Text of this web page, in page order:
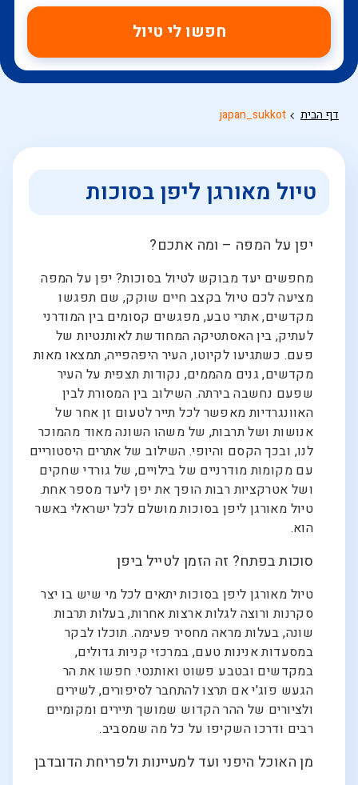
חפשו לי טיול
דף הבית japan_sukkot
טיול מאורגן ליפן בסוכות
יפן על המפה – ומה אתכם?
מחפשים יעד מבוקש לטיול בסוכות? יפן על המפה
מציעה לכם טיול בקצב חיים שוקק, שם תפגשו
מקדשים, אתרי טבע, מפגשים קסומים בין המודרני
לעתיק, בין האסתטיקה המחודשת לאותנטיות של
פעם. כשתגיעו לקיוטו, העיר היפהפייה, תמצאו מאות
מקדשים, גנים מהממים, נקודות תצפית על העיר
שפעם נחשבה בירתה. השילוב בין המסורת לבין
האוונגרדיות מאפשר לכל תייר לטעום זן אחר של
אנושות ושל תרבות, של משהו השונה מאוד מהמוכר
לנו, ובכך הקסם והיופי. השילוב של אתרים היסטוריים
עם מקומות מודרניים של בילויים, של גורדי שחקים
ושל אטרקציות רבות הופך את יפן ליעד מספר אחת.
טיול מאורגן ליפן בסוכות מושלם לכל ישראלי באשר
הוא.
סוכות בפתח? זה הזמן לטייל ביפן
טיול מאורגן ליפן בסוכות יתאים לכל מי שיש בו יצר
סקרנות ורוצה לגלות ארצות אחרות, בעלות תרבות
שונה, בעלות מראה מחסיר פעימה. תוכלו לבקר
במסעדות אנינות טעם, במרכזי קניות גדולים,
במקדשים ובטבע פשוט ואותנטי. חפשו את הר
הגעש פוג'י אם תרצו להתחבר לסיפורים, לשירים
ולציורים של ההר הקדוש שמושך תיירים ומקומיים
רבים ודרכו השקיפו על כל מה שמסביב.
מן האוכל היפני ועד למעיינות ולפריחת הדובדבן